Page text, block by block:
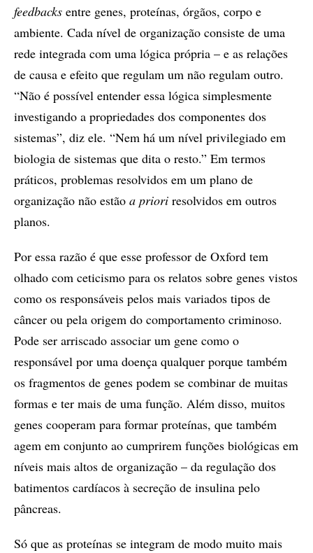
feedbacks entre genes, proteínas, órgãos, corpo e
ambiente. Cada nível de organização consiste de uma
rede integrada com uma lógica própria – e as relações
de causa e efeito que regulam um não regulam outro.
“Não é possível entender essa lógica simplesmente
investigando a propriedades dos componentes dos
sistemas”, diz ele. “Nem há um nível privilegiado em
biologia de sistemas que dita o resto.” Em termos
práticos, problemas resolvidos em um plano de
organização não estão a priori resolvidos em outros
planos.
Por essa razão é que esse professor de Oxford tem
olhado com ceticismo para os relatos sobre genes vistos
como os responsáveis pelos mais variados tipos de
câncer ou pela origem do comportamento criminoso.
Pode ser arriscado associar um gene como o
responsável por uma doença qualquer porque também
os fragmentos de genes podem se combinar de muitas
formas e ter mais de uma função. Além disso, muitos
genes cooperam para formar proteínas, que também
agem em conjunto ao cumprirem funções biológicas em
níveis mais altos de organização – da regulação dos
batimentos cardíacos à secreção de insulina pelo
pâncreas.
Só que as proteínas se integram de modo muito mais